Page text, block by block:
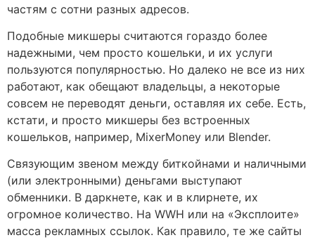
частям с сотни разных адресов.
Подобные микшеры считаются гораздо более
надежными, чем просто кошельки, и их услуги
пользуются популярностью. Но далеко не все из них
работают, как обещают владельцы, а некоторые
совсем не переводят деньги, оставляя их себе. Есть,
кстати, и просто микшеры без встроенных
кошельков, например, MixerMoney или Blender.
Связующим звеном между биткойнами и наличными
(или электронными) деньгами выступают
обменники. В даркнете, как и в клирнете, их
огромное количество. На WWH или на «Эксплоите»
масса рекламных ссылок. Как правило, те же сайты